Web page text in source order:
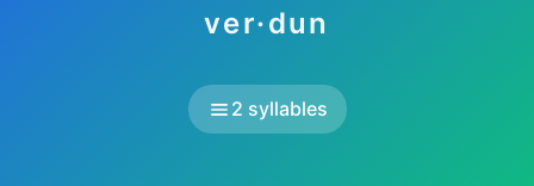
ver·dun
2 syllables